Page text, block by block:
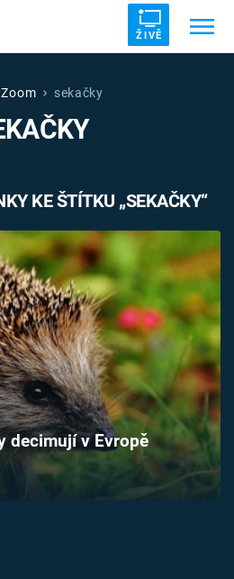
ŽIVĚ
DRUHÁ SVĚTOVÁ VÁLKA
sekačky
KE ŠTÍTKU „SEKAČKY“
decimují v Evropě